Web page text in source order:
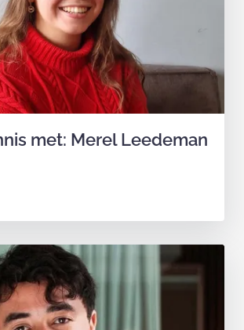
met: Merel Leedeman